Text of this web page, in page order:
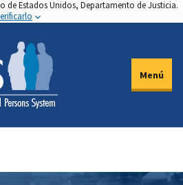
de Estados Unidos, Departamento de Justicia.
Menú